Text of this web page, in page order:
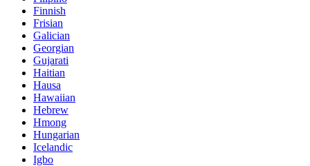
Finnish
Frisian
Galician
Georgian
Gujarati
Haitian
Hausa
Hawaiian
Hebrew
Hmong
Hungarian
Icelandic
Igbo